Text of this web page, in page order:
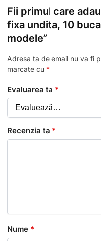
Fii primul care
fixa undita, 10
modele”
Adresa ta de email nu va fi
marcate cu *
Evaluarea ta *
Recenzia ta *
Nume *